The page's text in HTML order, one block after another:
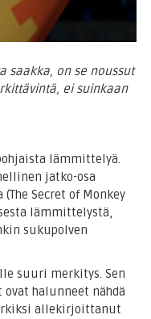
saakka, on se noussut
ei suinkaan
lämmittelyä.
jatko-osa
Secret of Monkey
lämmittelystä,
sukupolven
suuri merkitys. Sen
halunneet nähdä
allekirjoittanut